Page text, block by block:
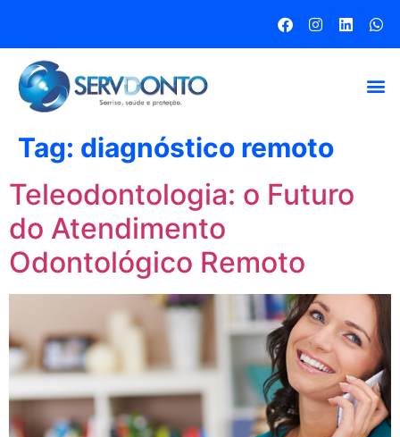
Tag: diagnóstico remoto
Teleodontologia: o Futuro
do Atendimento
Odontológico Remoto